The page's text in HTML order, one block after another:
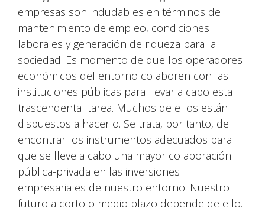
empresas son indudables en términos de
mantenimiento de empleo, condiciones
laborales y generación de riqueza para la
sociedad. Es momento de que los operadores
económicos del entorno colaboren con las
instituciones públicas para llevar a cabo esta
trascendental tarea. Muchos de ellos están
dispuestos a hacerlo. Se trata, por tanto, de
encontrar los instrumentos adecuados para
que se lleve a cabo una mayor colaboración
pública-privada en las inversiones
empresariales de nuestro entorno. Nuestro
futuro a corto o medio plazo depende de ello.